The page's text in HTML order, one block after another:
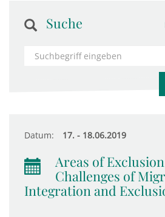
Suche
Datum: 17. - 18.06.2019
Areas of
Challenges of
Integration and